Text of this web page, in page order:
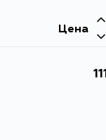
Цена
111